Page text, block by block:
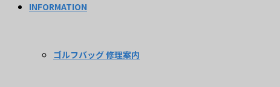
INFORMATION
ゴルフバッグ 修理案内